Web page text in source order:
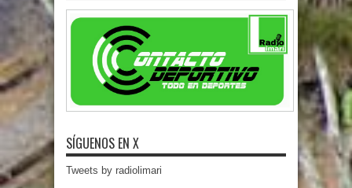
SÍGUENOS EN X
Tweets by radiolimari